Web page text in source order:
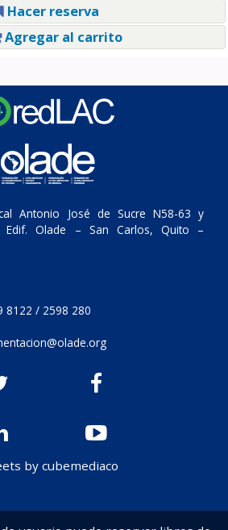
Hacer reserva
Agregar al carrito
Antonio José de Sucre N58-63 y
Edif. Olade – San Carlos, Quito –
8122 / 2598 280
by cubemediaco